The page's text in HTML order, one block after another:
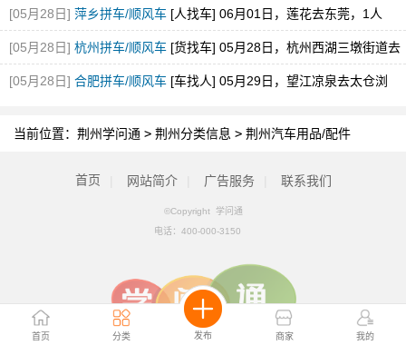
首页 分类 发布 商家 我的
1空位
[05月28日] 萍乡拼车/顺风车 [人找车] 06月01日，莲花去东莞，1人
[05月28日] 杭州拼车/顺风车 [货找车] 05月28日，杭州西湖三墩街道去
砀山县经开区
[05月28日] 合肥拼车/顺风车 [车找人] 05月29日，望江凉泉去太仓浏
当前位置： 荆州学问通 > 荆州分类信息 > 荆州汽车用品/配件
首页 网站简介 广告服务 联系我们
©Copyright 学问通
电话： 400-000-3150